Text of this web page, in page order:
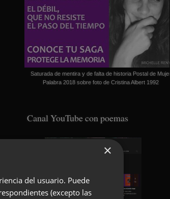
Saturada de mentira y de falta de historia Postal de Mujer
Palabra 2018 sobre foto de Cristina Albert 1992
Canal YouTube con poemas
×
del usuario. Puede
(excepto las